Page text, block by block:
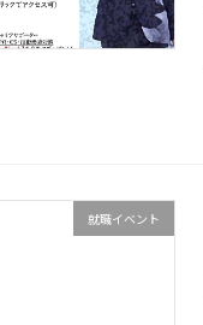
就職イベント